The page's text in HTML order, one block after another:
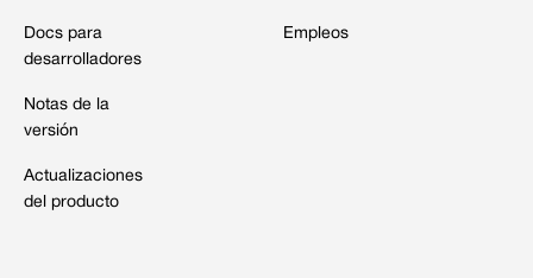
Docs para
desarrolladores
Notas de la
versión
Actualizaciones
del producto
Empleos